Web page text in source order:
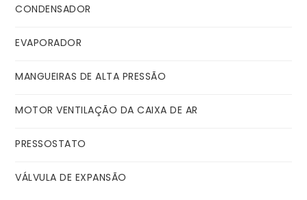
CONDENSADOR
EVAPORADOR
MANGUEIRAS DE ALTA PRESSÃO
MOTOR VENTILAÇÃO DA CAIXA DE AR
PRESSOSTATO
VÁLVULA DE EXPANSÃO